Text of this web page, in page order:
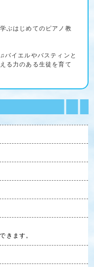
ぶはじめてのピアノ教
バイエルやバスティンと
る力のある生徒を育て
きます。